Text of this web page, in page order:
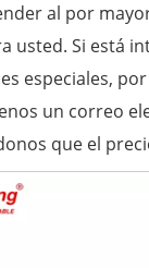
al por
usted. Si está
especiales,
un correo
que el